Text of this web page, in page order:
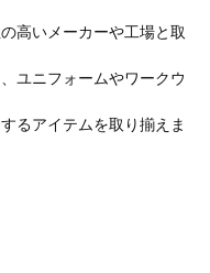
高いメーカーや工場と取
ユニフォームやワークウ
るアイテムを取り揃えま